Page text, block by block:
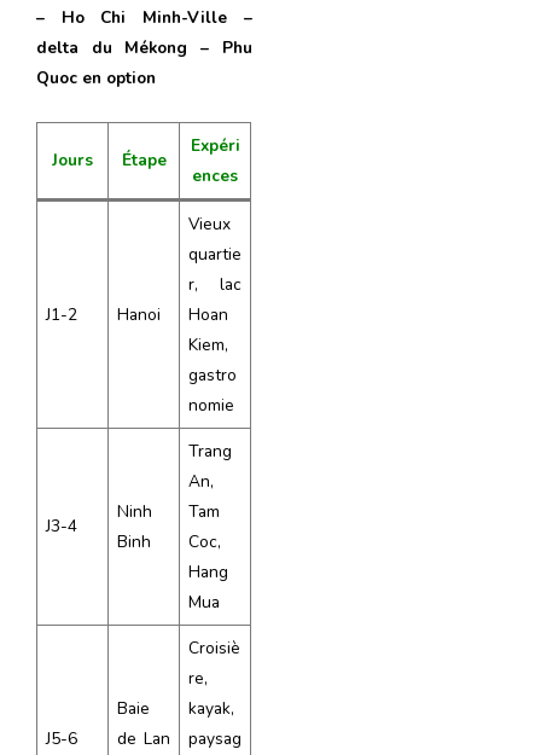
– Ho Chi Minh-Ville –
delta du Mékong – Phu
Quoc en option
Jours Étape
Expéri
ences
J1-2 Hanoi
Vieux
quartie
r, lac
Hoan
Kiem,
gastro
nomie
J3-4
Ninh
Binh
Trang
An,
Tam
Coc,
Hang
Mua
J5-6
Baie
de Lan
Croisiè
re,
kayak,
paysag